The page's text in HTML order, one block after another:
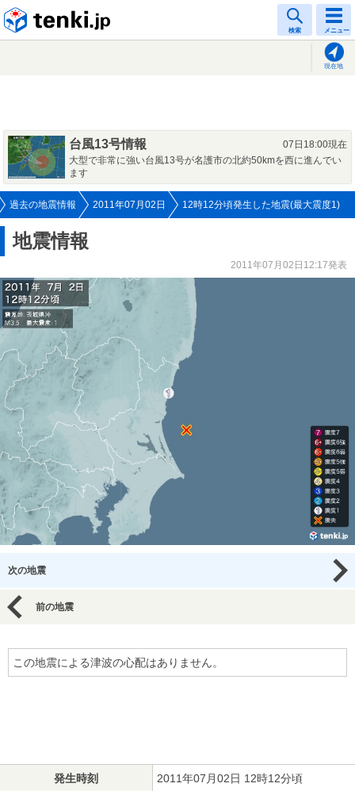
検索 メニュー
現在地
台風13号情報
07日18:00現在
大型で非常に強い台風13号が名護市の北約50kmを西に進んでい
ます
過去の地震情報 2011年07月02日 12時12分頃発生した地震(最大震度1)
地震情報
2011年07月02日12:17発表
次の地震
前の地震
この地震による津波の心配はありません。
発生時刻 2011年07月02日 12時12分頃